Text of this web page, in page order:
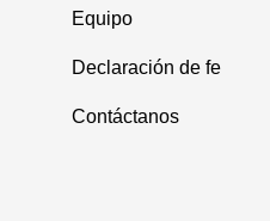
Equipo
Declaración de fe
Contáctanos